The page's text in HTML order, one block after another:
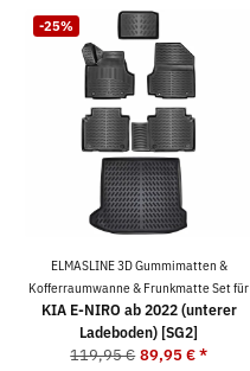
-25%
ELMASLINE 3D Gummimatten &
Kofferraumwanne & Frunkmatte Set für
KIA E-NIRO ab 2022 (unterer
Ladeboden) [SG2]
119,95 € 89,95 €*